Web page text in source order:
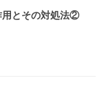
用とその対処法②